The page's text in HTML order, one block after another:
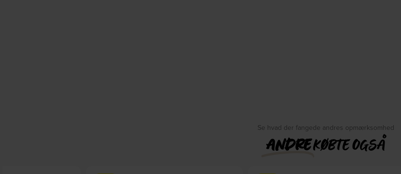
Se hvad der fangede andres opmærksomhed
ANDREKØBTE OGSÅ